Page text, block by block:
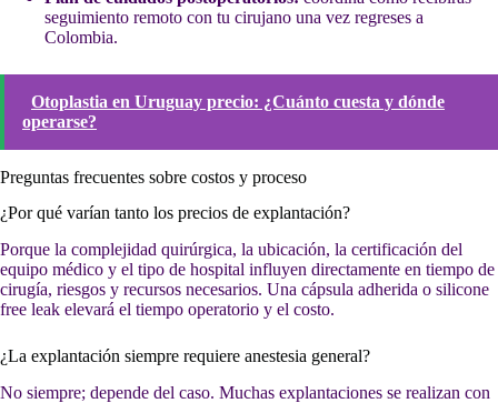
seguimiento remoto con tu cirujano una vez regreses a
Colombia.
Otoplastia en Uruguay precio: ¿Cuánto cuesta y dónde
operarse?
Preguntas frecuentes sobre costos y proceso
¿Por qué varían tanto los precios de explantación?
Porque la complejidad quirúrgica, la ubicación, la certificación del
equipo médico y el tipo de hospital influyen directamente en tiempo de
cirugía, riesgos y recursos necesarios. Una cápsula adherida o silicone
free leak elevará el tiempo operatorio y el costo.
¿La explantación siempre requiere anestesia general?
No siempre; depende del caso. Muchas explantaciones se realizan con